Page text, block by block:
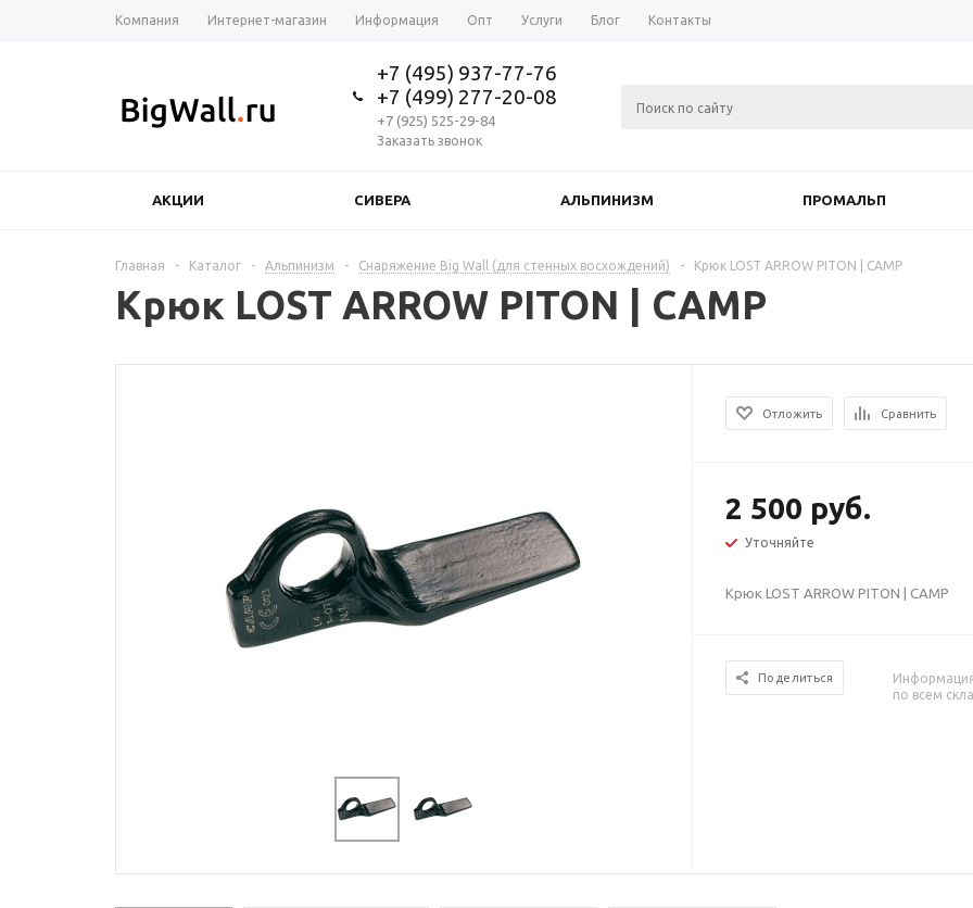
Компания Интернет-магазин Информация Опт Услуги Блог Контакты
+7 (495) 937-77-76
+7 (499) 277-20-08
+7 (925) 525-29-84
Заказать звонок
АКЦИИ СИВЕРА АЛЬПИНИЗМ ПРОМАЛЬП
Главная - Каталог - Альпинизм - Снаряжение Big Wall (для стенных восхождений) - Крюк LOST ARROW PITON | CAMP
Крюк LOST ARROW PITON | CAMP
Отложить Сравнить
2 500 руб.
Уточняйте
Крюк LOST ARROW PITON | CAMP
Поделиться
по всем